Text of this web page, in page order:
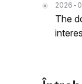
2026-
The